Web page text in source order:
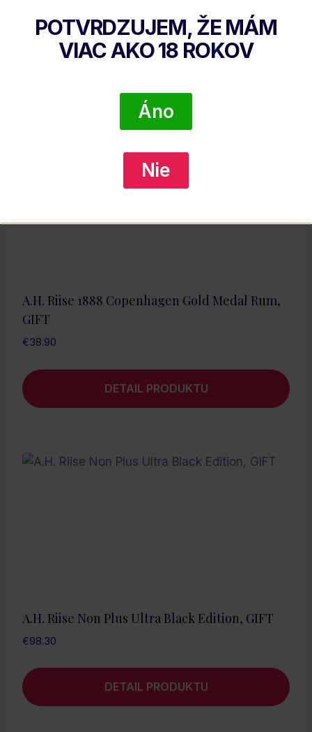
46.02
A.H. Riise 1888 Copenhagen Gold Medal Rum,
GIFT
€38.90
DETAIL PRODUKTU
A.H. Riise Non Plus Ultra Black Edition, GIFT
€98.30
DETAIL PRODUKTU
POTVRDZUJEM, ŽE MÁM
VIAC AKO18 ROKOV
Áno
Nie